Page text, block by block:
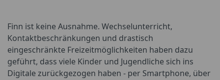
Finn ist keine Ausnahme. Wechselunterricht,
Kontaktbeschränkungen und drastisch
eingeschränkte Freizeitmöglichkeiten haben dazu
geführt, dass viele Kinder und Jugendliche sich ins
Digitale zurückgezogen haben - per Smartphone, über